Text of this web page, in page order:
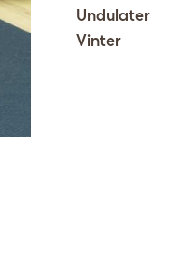
Undulater
Vinter